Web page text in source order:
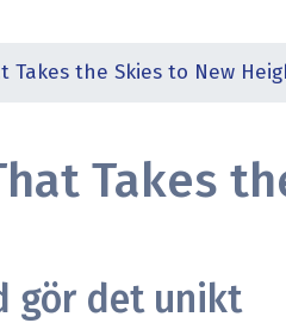
Takes the Skies to New
Takes
gör det unikt